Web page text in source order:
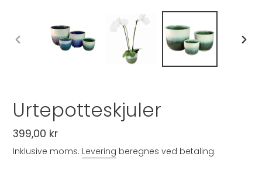
Urtepotteskjuler
Normalpris
399,00 kr
Inklusive moms. Levering beregnes ved betaling.